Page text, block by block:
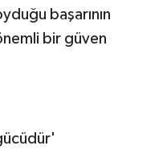
başarının
bir güven